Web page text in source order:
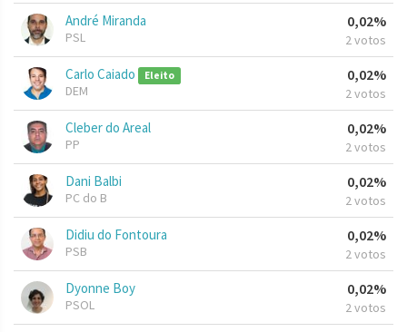
André Miranda
PSL
0,02%
2 votos
Carlo Caiado Eleito
DEM
0,02%
2 votos
Cleber do Areal
PP
0,02%
2 votos
Dani Balbi
PC do B
0,02%
2 votos
Didiu do Fontoura
PSB
0,02%
2 votos
Dyonne Boy
PSOL
0,02%
2 votos